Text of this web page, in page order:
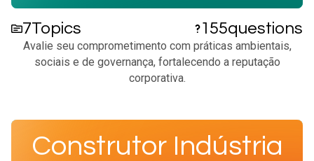
7Topics 155questions
Avalie seu comprometimento com práticas ambientais,
sociais e de governança, fortalecendo a reputação
corporativa.​
Construtor Indústria